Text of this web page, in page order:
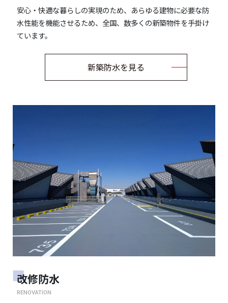
安心・快適な暮らしの実現のため、あらゆる建物に必要な防
水性能を機能させるため、全国、数多くの新築物件を手掛け
ています。
新築防水を見る
改修防水
RENOVATION